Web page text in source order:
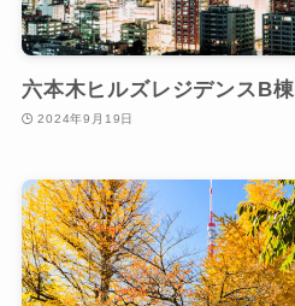
六本木ヒルズレジデンスB棟
2024年9月19日